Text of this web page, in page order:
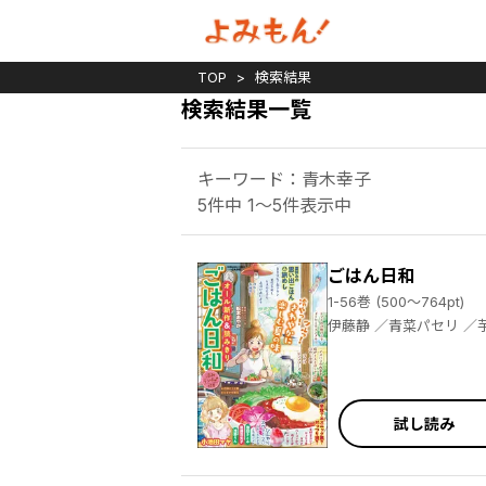
TOP 検索結果
検索結果一覧
キーワード：青木幸子
5件中 1～5件表示中
ごはん日和
1-56巻 (500～764pt)
伊藤静 ／青菜パセリ ／芋畑サリー ／キタキ滝 ／松本あやか ／元町夏央 ／羽鳥まりえ ／山野りんりん ／小池田マヤ ／後藤羽矢子 ／揚立しの ／酒川郁子 ／柏屋コッコ ／木村いこ ／ひわときこ ／榊こつぶ ／ものゆう ／酒井だんご ／池田さとみ ／鈴木小波 ／桐ヶ谷ユウジ ／佐原ナギ ／油豆 ／たきむらりゅう ／ふじのはるか ／袴田めら ／坂井恵理 ／ごはん日和編集部 ／魚乃目三太 ／並庭マチコ ／四方井ぬい ／岡野く仔 ／阿九 ／無動むど ／杏耶 ／日野あかね ／おーたまり ／だーく ／さかきしん ／せまうさ
試し読み